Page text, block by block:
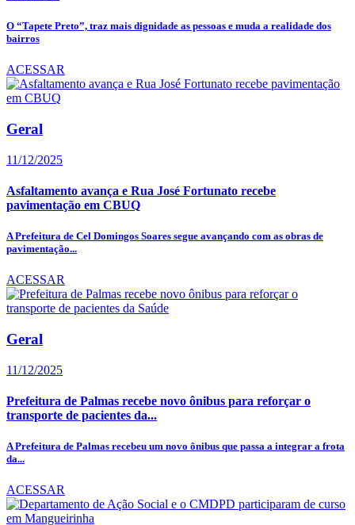
O “Tapete Preto”, traz mais dignidade as pessoas e muda a realidade dos
bairros
ACESSAR
Geral
11/12/2025
Asfaltamento avança e Rua José Fortunato recebe
pavimentação em CBUQ
A Prefeitura de Cel Domingos Soares segue avançando com as obras de
pavimentação...
ACESSAR
Geral
11/12/2025
Prefeitura de Palmas recebe novo ônibus para reforçar o
transporte de pacientes da...
A Prefeitura de Palmas recebeu um novo ônibus que passa a integrar a frota
da...
ACESSAR